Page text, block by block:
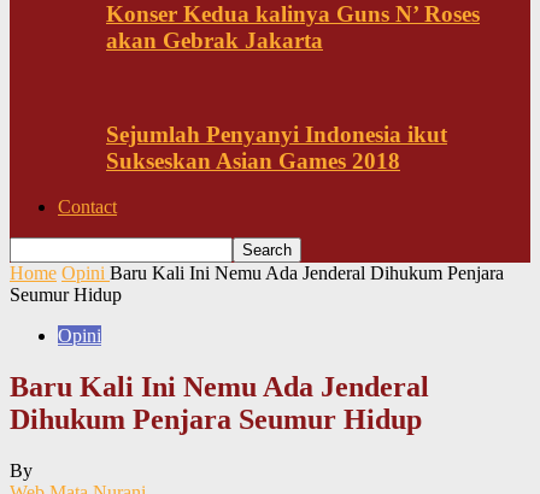
Konser Kedua kalinya Guns N’ Roses
akan Gebrak Jakarta
Sejumlah Penyanyi Indonesia ikut
Sukseskan Asian Games 2018
Contact
Home Opini Baru Kali Ini Nemu Ada Jenderal Dihukum Penjara
Seumur Hidup
Opini
Baru Kali Ini Nemu Ada Jenderal
Dihukum Penjara Seumur Hidup
By